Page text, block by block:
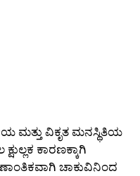
ಮತ್ತು ವಿಕೃತ ಮನಸ್ಥಿತಿಯ
ಕಾರಣಕ್ಕಾಗಿ
ಚಾಕುವಿನಿಂದ